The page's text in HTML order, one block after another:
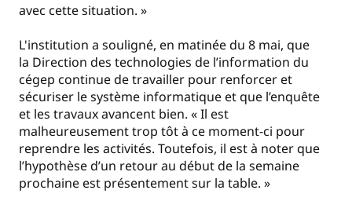
avec cette situation. »
L'institution a souligné, en matinée du 8 mai, que
la Direction des technologies de l’information du
cégep continue de travailler pour renforcer et
sécuriser le système informatique et que l’enquête
et les travaux avancent bien. « Il est
malheureusement trop tôt à ce moment-ci pour
reprendre les activités. Toutefois, il est à noter que
l’hypothèse d’un retour au début de la semaine
prochaine est présentement sur la table. »